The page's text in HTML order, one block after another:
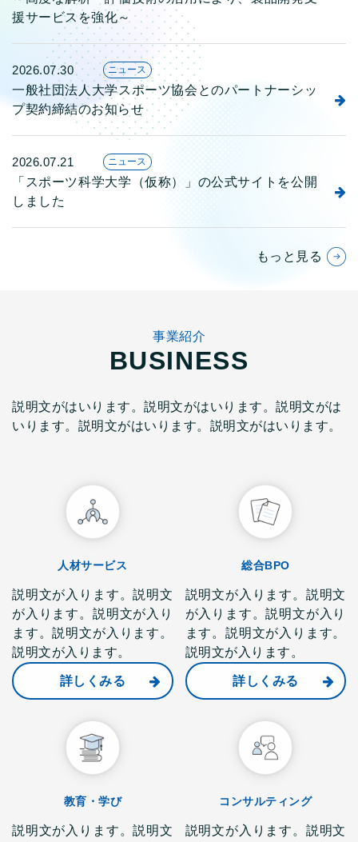
援サービスを強化～
2026.07.30 ニュース
一般社団法人大学スポーツ協会とのパートナーシッ
プ契約締結のお知らせ
2026.07.21 ニュース
「スポーツ科学大学（仮称）」の公式サイトを公開
しました
もっと見る
事業紹介
BUSINESS
説明文がはいります。説明文がはいります。説明文がは
いります。説明文がはいります。説明文がはいります。
人材サービス
説明文が入ります。説明文
が入ります。説明文が入り
ます。説明文が入ります。
説明文が入ります。
詳しくみる
総合BPO
説明文が入ります。説明文
が入ります。説明文が入り
ます。説明文が入ります。
説明文が入ります。
詳しくみる
教育・学び
説明文が入ります。説明文
コンサルティング
説明文が入ります。説明文